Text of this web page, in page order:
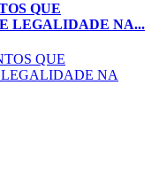
QUE
LEGALIDADE NA...